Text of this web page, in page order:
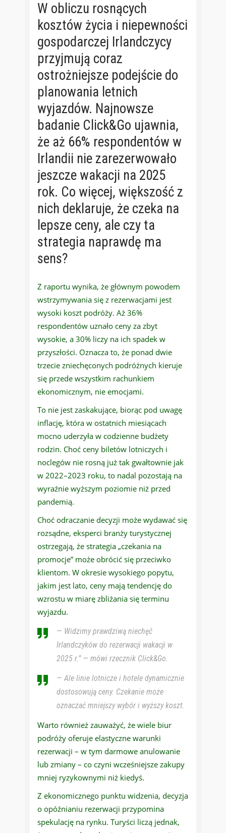
W obliczu rosnących
kosztów życia i niepewności
gospodarczej Irlandczycy
przyjmują coraz
ostrożniejsze podejście do
planowania letnich
wyjazdów. Najnowsze
badanie Click&Go ujawnia,
że aż 66% respondentów w
Irlandii nie zarezerwowało
jeszcze wakacji na 2025
rok. Co więcej, większość z
nich deklaruje, że czeka na
lepsze ceny, ale czy ta
strategia naprawdę ma
sens?
Z raportu wynika, że głównym powodem
wstrzymywania się z rezerwacjami jest
wysoki koszt podróży. Aż 36%
respondentów uznało ceny za zbyt
wysokie, a 30% liczy na ich spadek w
przyszłości. Oznacza to, że ponad dwie
trzecie zniechęconych podróżnych kieruje
się przede wszystkim rachunkiem
ekonomicznym, nie emocjami.
To nie jest zaskakujące, biorąc pod uwagę
inflację, która w ostatnich miesiącach
mocno uderzyła w codzienne budżety
rodzin. Choć ceny biletów lotniczych i
noclegów nie rosną już tak gwałtownie jak
w 2022–2023 roku, to nadal pozostają na
wyraźnie wyższym poziomie niż przed
pandemią.
Choć odraczanie decyzji może wydawać się
rozsądne, eksperci branży turystycznej
ostrzegają, że strategia „czekania na
promocje” może obrócić się przeciwko
klientom. W okresie wysokiego popytu,
jakim jest lato, ceny mają tendencję do
wzrostu w miarę zbliżania się terminu
wyjazdu.
— Widzimy prawdziwą niechęć
Irlandczyków do rezerwacji wakacji w
2025 r.” — mówi rzecznik Click&Go.
— Ale linie lotnicze i hotele dynamicznie
dostosowują ceny. Czekanie może
oznaczać mniejszy wybór i wyższy koszt.
Warto również zauważyć, że wiele biur
podróży oferuje elastyczne warunki
rezerwacji – w tym darmowe anulowanie
lub zmiany – co czyni wcześniejsze zakupy
mniej ryzykownymi niż kiedyś.
Z ekonomicznego punktu widzenia, decyzja
o opóźnianiu rezerwacji przypomina
spekulację na rynku. Turyści liczą jednak,